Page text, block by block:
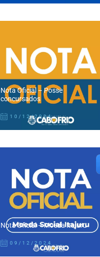
Nota Oficial – Posse
concursados
10/12/2024
Nota Oficial – Moeda Itajuru
09/12/2024